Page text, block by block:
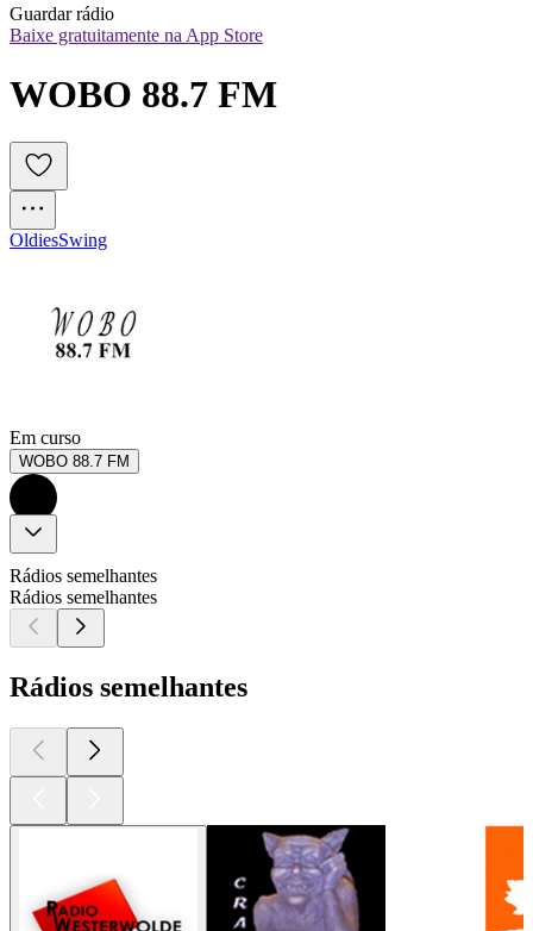
Guardar rádio
Baixe gratuitamente na App Store
WOBO 88.7 FM
OldiesSwing
Em curso
WOBO 88.7 FM
Rádios semelhantes
Rádios semelhantes
Rádios semelhantes